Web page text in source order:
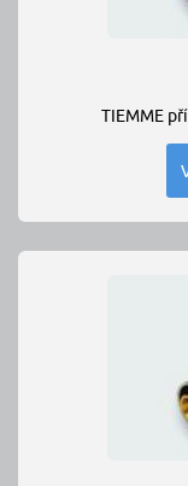
TIEMME